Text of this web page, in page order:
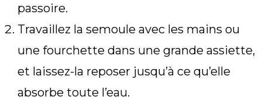
passoire.
Travaillez la semoule avec les mains ou
une fourchette dans une grande assiette,
et laissez-la reposer jusqu’à ce qu’elle
absorbe toute l’eau.